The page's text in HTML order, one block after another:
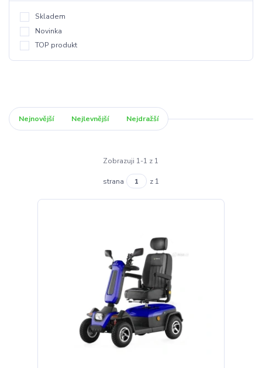
Skladem
Novinka
TOP produkt
Nejnovější Nejlevnější Nejdražší
Zobrazuji 1-1 z 1
strana z 1